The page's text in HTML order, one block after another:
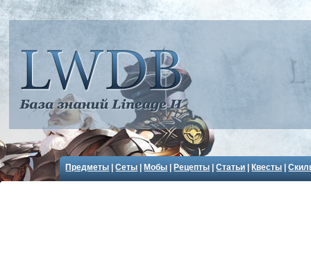
Предметы |Сеты Мобы Рецепты |Статьи Квесты |